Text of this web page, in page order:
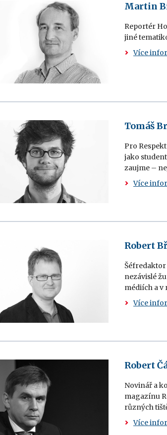
Martin
Reportér
jiné
Více
Tomáš
Pro
jako
zaujme –
Více
Robert
nezávislé
médiích a v
Více
Robert
Novinář a
magazínu
různých
Více